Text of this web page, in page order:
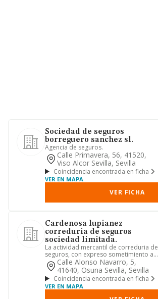
Sociedad de seguros
borreguero sanchez sl.
Agencia de seguros.
Calle Primavera, 56, 41520,
Viso Alcor Sevilla, Sevilla
Coincidencia encontrada en ficha
VER EN MAPA
VER FICHA
Cardenosa lupianez
correduria de seguros
sociedad limitada.
La actividad mercantil de correduria de
seguros, con expreso sometimiento a
la vigente ley de media...
Calle Alonso Navarro, 5,
41640, Osuna Sevilla, Sevilla
Coincidencia encontrada en ficha
VER EN MAPA